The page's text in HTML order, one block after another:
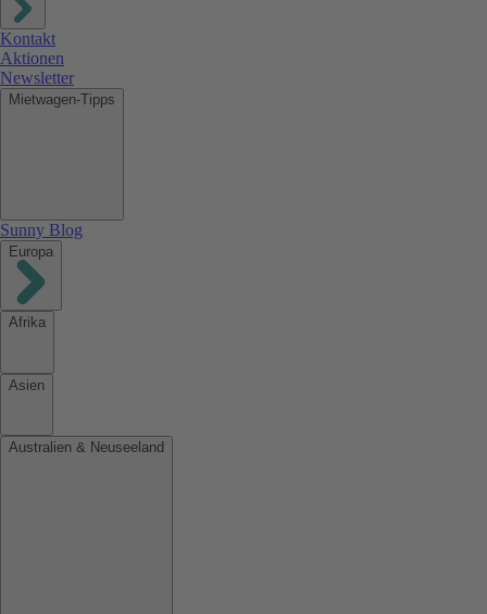
Kontakt
Aktionen
Newsletter
Mietwagen-Tipps
Sunny Blog
Europa
Afrika
Asien
Australien & Neuseeland